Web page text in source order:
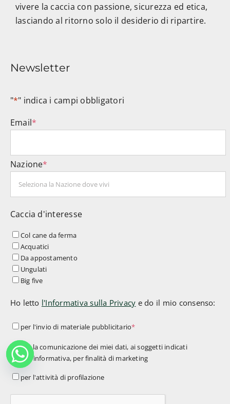
vivere la caccia con passione, sicurezza ed etica,
lasciando al ritorno solo il desiderio di ripartire.
Newsletter
"*" indica i campi obbligatori
Email*
Nazione*
Caccia d'interesse
Col cane da ferma
Acquatici
Da appostamento
Ungulati
Big five
Ho letto l'Informativa sulla Privacy e do il mio consenso:
per
l'invio
di
materiale
pubblicitario*
per l'invio di materiale pubblicitario*
per
la
comunicazione
per la comunicazione dei miei dati, ai soggetti indicati
nell'informativa, per finalità di marketing
perper l'attività di profilazione